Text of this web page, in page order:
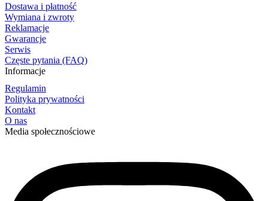
Dostawa i płatność
Wymiana i zwroty
Reklamacje
Gwarancje
Serwis
Częste pytania (FAQ)
Informacje
Regulamin
Polityka prywatności
Kontakt
O nas
Media społecznościowe